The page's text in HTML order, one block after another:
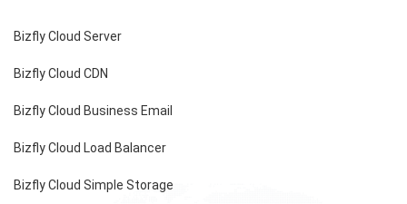
Bizfly Cloud Server
Bizfly Cloud CDN
Bizfly Cloud Business Email
Bizfly Cloud Load Balancer
Bizfly Cloud Simple Storage